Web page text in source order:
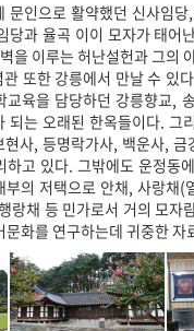
문인으로 활약했던 신사임
당과 율곡 이이 모자가 태어
을 이루는 허난설헌과 그의
또한 강릉에서 만날 수 있
교육을 담당하던 강릉향교,
되는 오래된 한옥들이다. 그
사, 등명락가사, 백운사, 금
하고 있다. 그밖에도 운정동
부의 저택으로 안채, 사랑채(
랑채 등 민가로서 거의 모자
화를 연구하는데 귀중한 자